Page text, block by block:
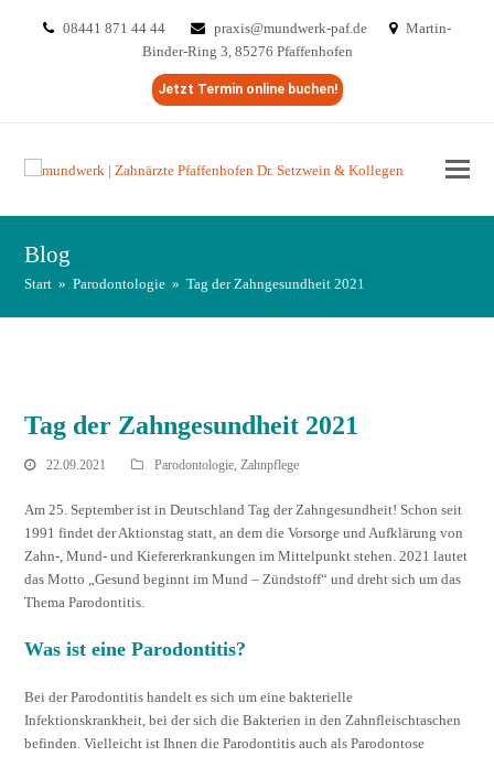
08441 871 44 44 praxis@mundwerk-paf.de
Martin-
Binder-Ring 3, 85276 Pfaffenhofen
Jetzt Termin online buchen!
Blog
Start » Parodontologie » Tag der Zahngesundheit 2021
Tag der Zahngesundheit 2021
22.09.2021 Parodontologie,Zahnpflege
Am 25. September ist in Deutschland Tag der Zahngesundheit! Schon seit
1991 findet der Aktionstag statt, an dem die Vorsorge und Aufklärung von
Zahn-, Mund- und Kiefererkrankungen im Mittelpunkt stehen. 2021 lautet
das Motto „Gesund beginnt im Mund – Zündstoff“ und dreht sich um das
Thema Parodontitis.
Was ist eine Parodontitis?
Bei der Parodontitis handelt es sich um eine bakterielle
Infektionskrankheit, bei der sich die Bakterien in den Zahnfleischtaschen
befinden. Vielleicht ist Ihnen die Parodontitis auch als Parodontose